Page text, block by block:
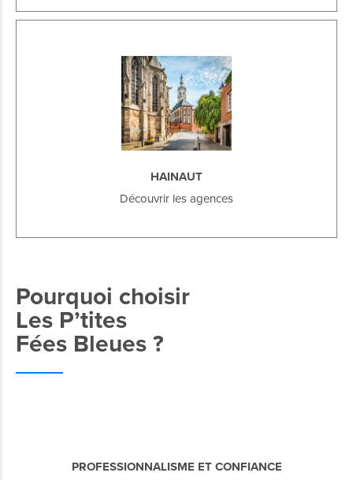
HAINAUT
Découvrir les agences
Pourquoi choisir
Les P’tites
Fées Bleues ?
PROFESSIONNALISME ET CONFIANCE